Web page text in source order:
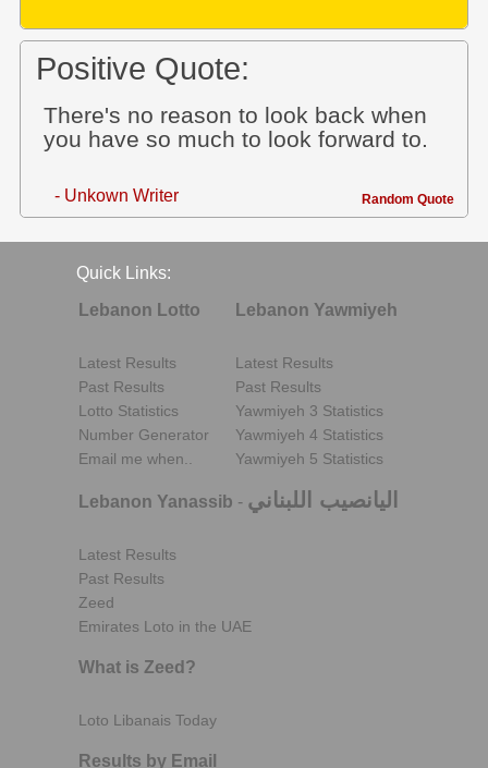
Positive Quote:
There's no reason to look back when
you have so much to look forward to.
- Unkown Writer Random Quote
Quick Links:
Lebanon Lotto
Latest Results
Past Results
Lotto Statistics
Number Generator
Email me when..
Lebanon Yawmiyeh
Latest Results
Past Results
Yawmiyeh 3 Statistics
Yawmiyeh 4 Statistics
Yawmiyeh 5 Statistics
Lebanon Yanassib - اليانصيب اللبناني
Latest Results
Past Results
Zeed
Emirates Loto in the UAE
What is Zeed?
Loto Libanais Today
Results by Email